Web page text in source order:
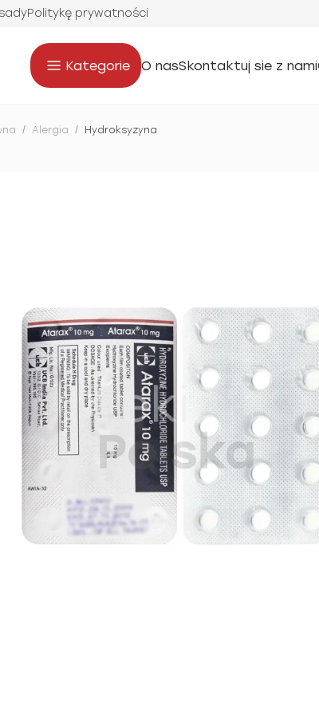
Politykę prywatności
Kategorie O nasSkontaktuj sie z nami
/ Alergia / Hydroksyzyna